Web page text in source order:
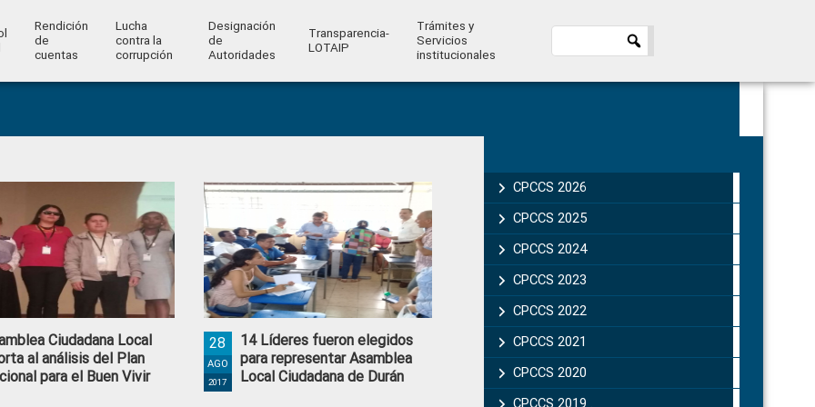
Rendición
de
cuentas
Lucha
contra la
corrupción
Designación
de
Autoridades
Transparencia-
LOTAIP
Trámites y
Servicios
institucionales
Ciudadana Local
al análisis del Plan
para el Buen Vivir
14 Líderes fueron elegidos
para representar Asamblea
Local Ciudadana de Durán
28
AGO
2017
Sidebar
CPCCS 2026
CPCCS 2025
CPCCS 2024
CPCCS 2023
CPCCS 2022
CPCCS 2021
CPCCS 2020
CPCCS 2019 .